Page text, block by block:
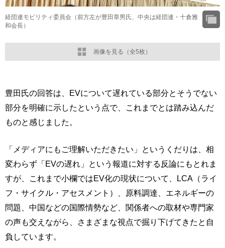
画像を見る（全5枚）
経団連モビリティ委員会（前方左が豊田章男氏、中央は経団連・十倉雅
和会長）
豊田氏の回答は、EVについて遅れている部分とそうでない
部分を明確に示したという点で、これまでとは踏み込んだ
ものと感じました。
「メディアにもご理解いただきたい」というくだりは、相
変わらず「EVの遅れ」という報道に対する反論にもとれま
すが、これまで小欄ではEV化の現状について、LCA（ライ
フ・サイクル・アセスメント）、原料調達、エネルギーの
問題、中国などの国際情勢など、関係者への取材や専門家
の声も交えながら、さまざまな視点で掘り下げてきたと自
負しています。